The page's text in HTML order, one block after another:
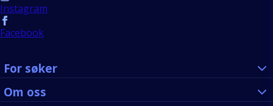
Instagram
Facebook
For søker
Om oss